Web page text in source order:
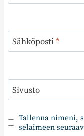
Sähköposti*
Sivusto
Tallenna nimeni,
selaimeen